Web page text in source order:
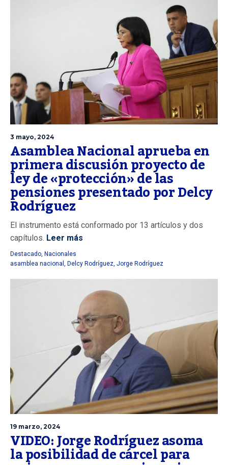
3 mayo, 2024
Asamblea Nacional aprueba en
primera discusión proyecto de
ley de «protección» de las
pensiones presentado por Delcy
Rodríguez
El instrumento está conformado por 13 artículos y dos
capítulos. Leer más
Destacado, Nacionales
asamblea nacional , Delcy Rodríguez, Jorge Rodríguez
19 marzo, 2024
VIDEO: Jorge Rodríguez asoma
la posibilidad de cárcel para